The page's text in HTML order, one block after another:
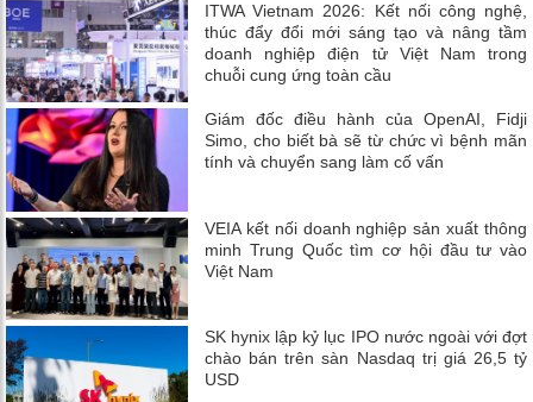
ITWA Vietnam 2026: Kết nối công nghệ,
thúc đẩy đổi mới sáng tạo và nâng tầm
doanh nghiệp điện tử Việt Nam trong
chuỗi cung ứng toàn cầu
Giám đốc điều hành của OpenAI, Fidji
Simo, cho biết bà sẽ từ chức vì bệnh mãn
tính và chuyển sang làm cố vấn
VEIA kết nối doanh nghiệp sản xuất thông
minh Trung Quốc tìm cơ hội đầu tư vào
Việt Nam
SK hynix lập kỷ lục IPO nước ngoài với đợt
chào bán trên sàn Nasdaq trị giá 26,5 tỷ
USD